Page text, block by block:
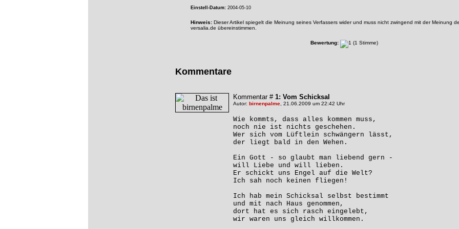
Einstell-Datum: 2004-05-10
Hinweis: Dieser Artikel spiegelt die Meinung seines Verfassers wider und muss nicht zwingend mit der Meinung
versalia.de übereinstimmen.
Bewertung: (1 Stimme)
Kommentare
Kommentar # 1: Vom Schicksal
Autor: birnenpalme , 21.06.2009 um 22:42 Uhr
Wie kommts, dass alles kommen muss,
noch nie ist nichts geschehen.
Wer sich vom Lüftlein schwängern lässt,
der liegt bald in den Wehen.
Ein Gott - so glaubt man liebend gern -
will Liebe und will lieben.
Er schickt uns Engel auf die Welt?
Ich sah noch keinen fliegen!
Ich hab mein Schicksal selbst bestimmt
und mit nach Haus genommen,
dort hat es sich rasch eingelebt,
wir waren uns gleich willkommen.